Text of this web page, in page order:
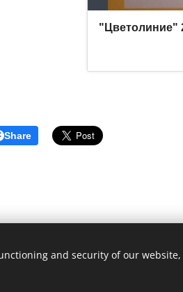
Share
©
and security of our